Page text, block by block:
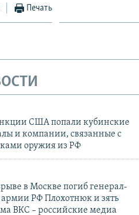
Печать
США попали кубинские
и компании, связанные с
оружия из РФ
в Москве погиб генерал-
РФ Плохотнюк и зять
ВКС – российские медиа